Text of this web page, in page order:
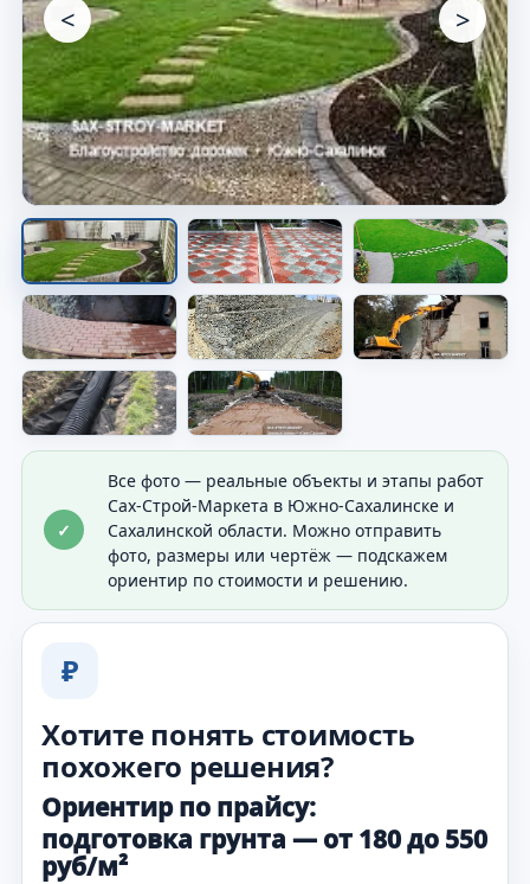
<
Основание под покрытие
Подготовлен слой для дальнейшей укладки.
>
✓
Все фото — реальные объекты и этапы работ
Сах-Строй-Маркета в Южно-Сахалинске и
Сахалинской области. Можно отправить
фото, размеры или чертёж — подскажем
ориентир по стоимости и решению.
₽
Хотите понять стоимость
похожего решения?
Ориентир по прайсу:
подготовка грунта — от 180 до 550
руб/м²